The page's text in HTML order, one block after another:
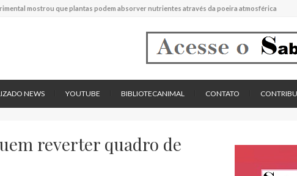
mostrou que plantas podem absorver nutrientes através da poeira atmosférica
promovem supressão do crescimento de cânceres no coração de mamíferos, aponta
NEWS YOUTUBE BIBLIOTECANIMAL CONTATO
reverter quadro de